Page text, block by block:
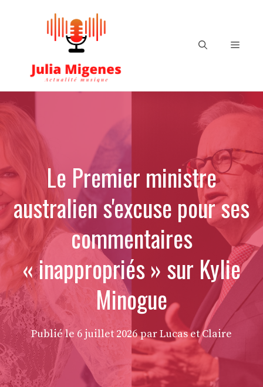
Menu
Le Premier ministre
australien s'excuse pour ses
commentaires
« inappropriés » sur Kylie
Minogue
Publié le 6 juillet 2026 par Lucas et Claire